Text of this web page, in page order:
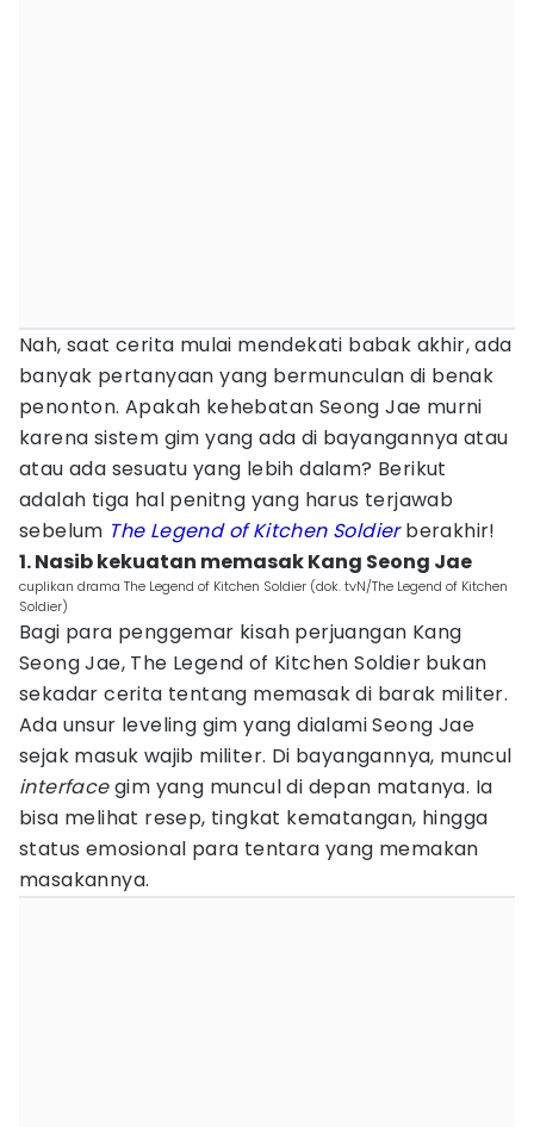
Nah, saat cerita mulai mendekati babak akhir, ada
banyak pertanyaan yang bermunculan di benak
penonton. Apakah kehebatan Seong Jae murni
karena sistem gim yang ada di bayangannya atau
atau ada sesuatu yang lebih dalam? Berikut
adalah tiga hal penitng yang harus terjawab
sebelum The Legend of Kitchen Soldier berakhir!
1. Nasib kekuatan memasak Kang Seong Jae
cuplikan drama The Legend of Kitchen Soldier (dok. tvN/The Legend of Kitchen
Soldier)
Bagi para penggemar kisah perjuangan Kang
Seong Jae, The Legend of Kitchen Soldier bukan
sekadar cerita tentang memasak di barak militer.
Ada unsur leveling gim yang dialami Seong Jae
sejak masuk wajib militer. Di bayangannya, muncul
interfacegim yang muncul di depan matanya. Ia
bisa melihat resep, tingkat kematangan, hingga
status emosional para tentara yang memakan
masakannya.